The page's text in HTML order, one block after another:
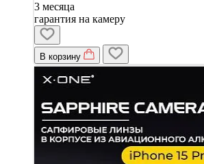
3 месяца
гарантия на камеру
В корзину